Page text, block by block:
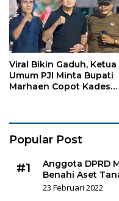
Viral Bikin Gaduh, Ketua
Umum PJI Minta Bupati
Marhaen Copot Kades
Popular Post
#1
Anggota DPRD
Benahi Aset
23 Februari 2022